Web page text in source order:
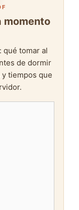
momento
qué tomar al
de dormir
tiempos que